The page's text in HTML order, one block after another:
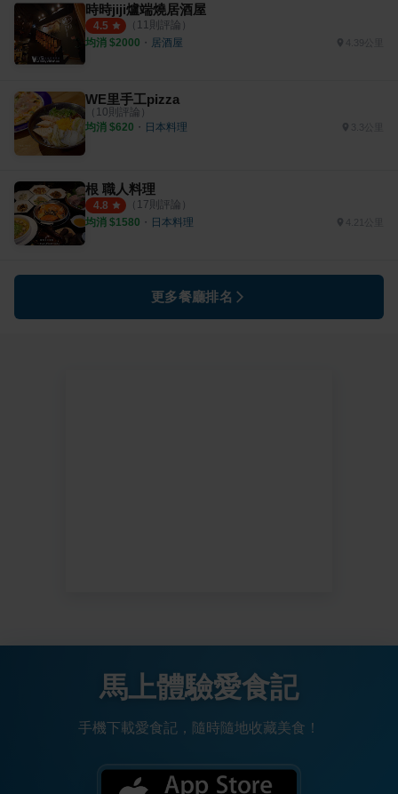
時時jiji爐端燒居酒屋
4.5 （ 11則評論）
均消 $2000 ・ 居酒屋 4.39公里
WE里手工pizza
（ 10則評論）
均消 $620 ・ 日本料理 3.3公里
根 職人料理
4.8 （ 17則評論）
均消 $1580 ・ 日本料理 4.21公里
更多餐廳排名
馬上體驗愛食記
手機下載愛食記，隨時隨地收藏美食！